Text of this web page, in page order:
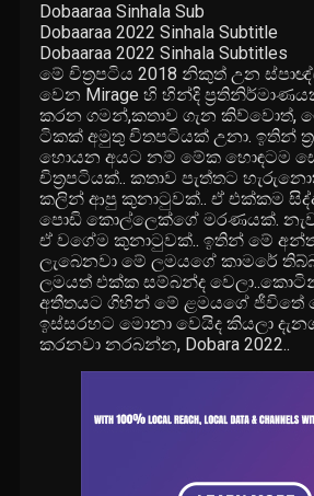
Dobaaraa Sinhala Sub
Dobaaraa 2022 Sinhala Subtitle
Dobaaraa 2022 Sinhala Subtitles
මේ චිත්‍රපටිය 2018 නිකුත් උන
වෙන Mirage හි හින්දි
කරන ගමන්,කතාව ගැන කිව්වොත්,
ටිකක් අමුතු චිතපටියක් උනා. ඉතින්
හොයන අයට නම් මේක හොඳටම
චිත්‍රපටියක්.. කතාව පැත්තට
කලින් ආපු කුනාටුවක්.. ඒ එක්කම සිද්ද
පොඩි කොල්ලෙක්ගේ මරණයක්.
ඒ වගේම කුනාටුවක්.. ඉතින් මේ
ලැබෙනවා මේ ලමයගේ කාමරේ
ලමයත් එක්ක සම්බන්ද
අතීතයට ගිහින් මේ ළමයගේ ජීවිතේ
ඉස්සරහට මොනා වෙයිද කියලා
කරනවා නරබන්න, Dobara 2022..